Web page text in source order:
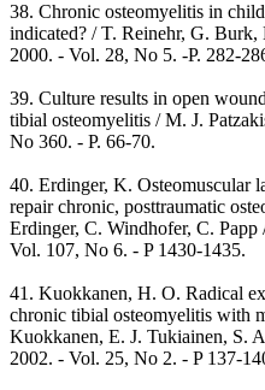
38. Chronic osteomyelitis in
indicated? / T. Reinehr, G.
2000. - Vol. 28, No 5. -P. 282-
39. Culture results in open
tibial osteomyelitis / M. J.
No 360. - P. 66-70.
40. Erdinger, K. Osteomuscular
repair chronic, posttraumatic
Erdinger, C. Windhofer, C. Papp
Vol. 107, No 6. - P 1430-1435.
41. Kuokkanen, H. O. Radical
chronic tibial osteomyelitis with
Kuokkanen, E. J. Tukiainen, S.
2002. - Vol. 25, No 2. - P 137-